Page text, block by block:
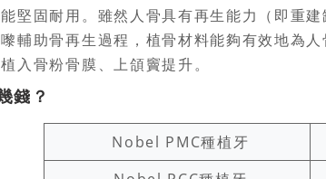
堅固耐用。雖然人骨具有再生能力（即重
輔助骨再生過程，植骨材料能夠有效地為
入骨粉骨膜、上頜竇提升。
錢？
Nobel PMC種植牙